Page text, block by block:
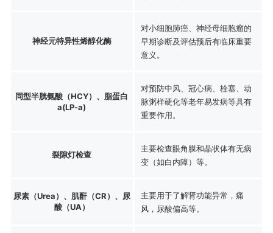
神经元特异性烯醇化酶
对小细胞肺癌、神经母细胞瘤的
早期诊断及评估预后有临床重要
意义。
同型半胱氨酸（HCY）、脂蛋白
a(LP-a)
对预防中风、冠心病、栓塞、动
脉粥样硬化等老年易发病等具有
重要作用。
裂隙灯检查
主要检查眼角膜和晶状体有无病
变（如白内障）等。
尿素（Urea）、肌酐（CR）、尿
酸（UA）
主要用于了解肾功能异常，痛
风，尿酸偏高等。